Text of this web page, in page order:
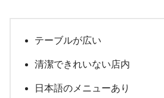
テーブルが広い
清潔できれいない店内
日本語のメニューあり